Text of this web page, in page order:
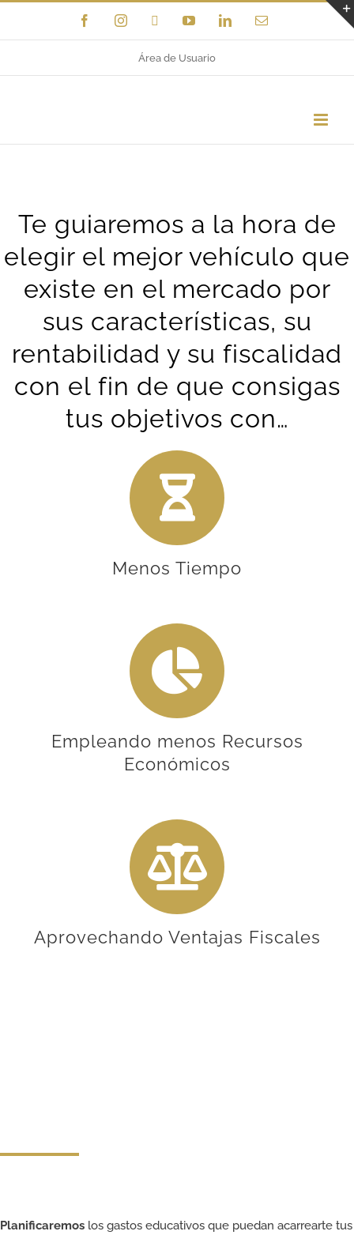
al
FacebookInstagram YouTubeLinkedInCorreo
Área de Usuario
Te guiaremos a la hora de
elegir el mejor vehículo que
existe en el mercado por
sus características, su
rentabilidad y su fiscalidad
con el fin de que consigas
tus objetivos con…
Menos Tiempo
Empleando menos Recursos
Económicos
Aprovechando Ventajas Fiscales
Planificaremos los gastos educativos que puedan acarrearte tus